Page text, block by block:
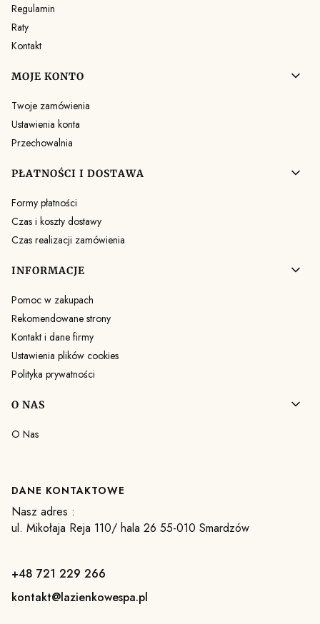
Regulamin
Raty
Kontakt
MOJE KONTO
Twoje zamówienia
Ustawienia konta
Przechowalnia
PŁATNOŚCI I DOSTAWA
Formy płatności
Czas i koszty dostawy
Czas realizacji zamówienia
INFORMACJE
Pomoc w zakupach
Rekomendowane strony
Kontakt i dane firmy
Ustawienia plików cookies
Polityka prywatności
O NAS
O Nas
DANE KONTAKTOWE
Nasz adres :
ul. Mikołaja Reja 110/ hala 26 55-010 Smardzów
+48 721 229 266
kontakt@lazienkowespa.pl